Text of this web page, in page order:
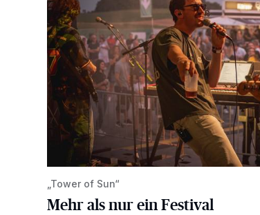
„Tower of Sun“
Mehr als nur ein Festival